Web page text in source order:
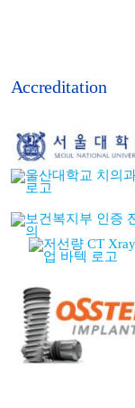
Accreditation